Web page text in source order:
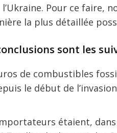
l’Ukraine. Pour ce faire,
la plus détaillée
sont les
de combustibles
le début de
étaient, dans